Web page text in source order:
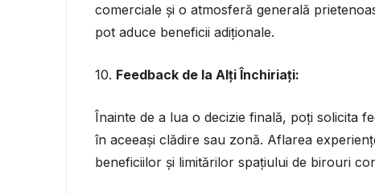
comerciale și o atmosferă generală
pot aduce beneficii adiționale.
10. Feedback de la Alți Închiriați:
Înainte de a lua o decizie finală, poți solicita
în aceeași clădire sau zonă. Aflarea
beneficiilor și limitărilor spațiului de birouri